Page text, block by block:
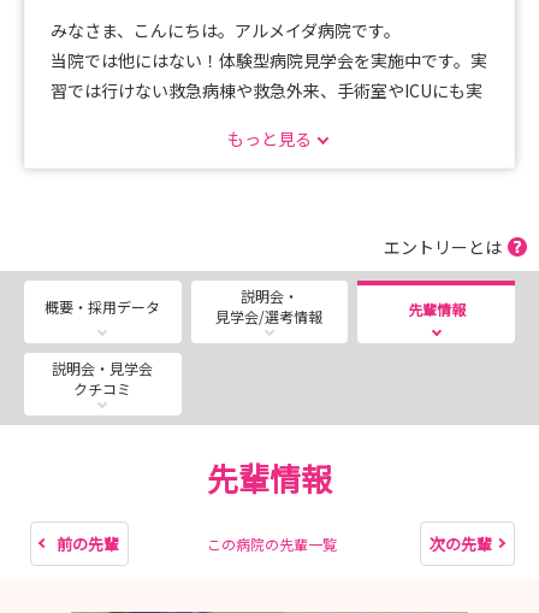
みなさま、こんにちは。アルメイダ病院です。
当院では他にはない！体験型病院見学会を実施中です。実
習では行けない救急病棟や救急外来、手術室やICUにも実
を2つお選び頂きあなただけのオリジナルツアーを作成す
▶ アルメイダ病院の特徴
１ “急性期が苦手でも成長できる”丁寧な教育体制
実習で苦手意識を持つ学生は多くいます。
当院では、先輩が必ず相談役としてつき、
「なんとなく気になる」「言いづらい」
２ 多職種連携が自然にできる職場環境
医師・リハビリ・栄養・薬剤師など
もっと見る
エントリーとは
概要・採用データ
説明会・
見学会/選考情報
先輩情報
説明会・見学会
クチコミ
先輩情報
前の先輩 この病院の先輩一覧 次の先輩